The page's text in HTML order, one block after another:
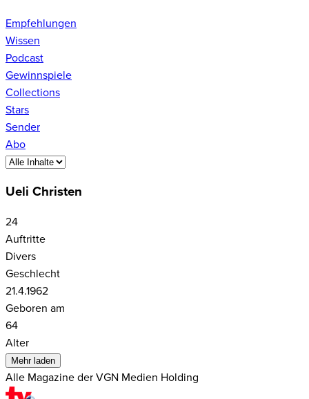
Empfehlungen
Wissen
Podcast
Gewinnspiele
Collections
Stars
Sender
Abo
Ueli Christen
24
Auftritte
Divers
Geschlecht
21.4.1962
Geboren am
64
Alter
Mehr laden
Alle Magazine der VGN Medien Holding